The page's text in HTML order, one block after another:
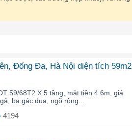
Đống Đa, Hà Nội diện tích 59m2
59/68T2 X 5 tầng, mặt tiền 4.6m, giá
ba gác đua, ngõ rộng...
4194